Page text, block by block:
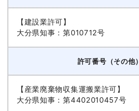
【建設業許可】
大分県知事：第010712号
許可番号（その他）
【産業廃棄物収集運搬業許可】
大分県知事：第4402010457号